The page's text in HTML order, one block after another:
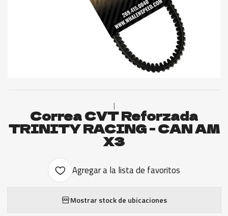
|
Correa CVT Reforzada
TRINITY RACING - CAN AM
X3
Agregar a la lista de favoritos
Mostrar stock de ubicaciones